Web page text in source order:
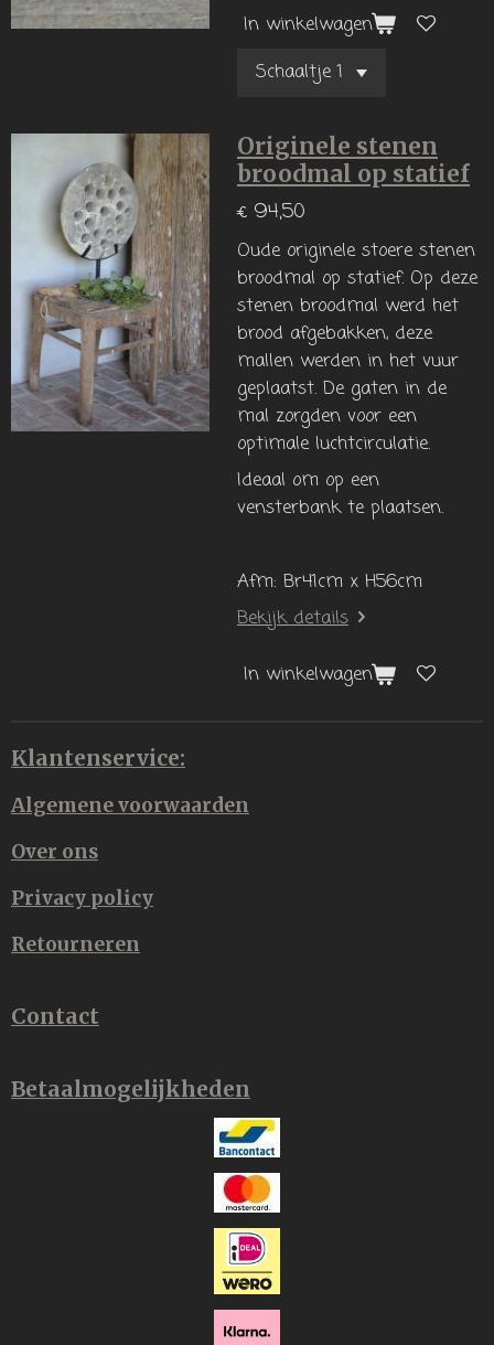
In winkelwagen
Originele stenen
broodmal op statief
€ 94,50
Oude originele stoere stenen
broodmal op statief. Op deze
stenen broodmal werd het
brood afgebakken, deze
mallen werden in het vuur
geplaatst. De gaten in de
mal zorgden voor een
optimale luchtcirculatie.
Ideaal om op een
vensterbank te plaatsen.
Afm: Br41cm x H56cm
Bekijk details
In winkelwagen
Klantenservice:
Algemene voorwaarden
Over ons
Privacy policy
Retourneren
Contact
Betaalmogelijkheden